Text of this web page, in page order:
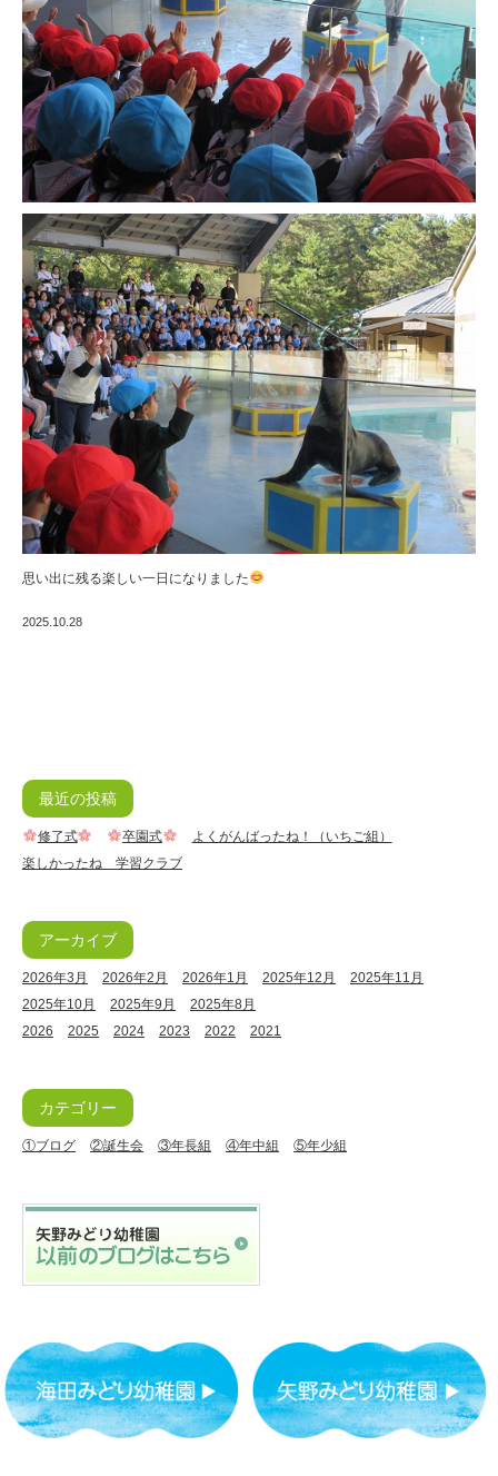
思い出に残る楽しい一日になりました
2025.10.28
最近の投稿
修了式 卒園式
よくがんばったね！（いちご組）
楽しかったね 学習クラブ
アーカイブ
2026年3月 2026年2月 2026年1月 2025年12月
2025年11月
2025年10月
2025年9月
2025年8月
2026
2025 2024 2023 2022 2021
カテゴリー
①ブログ ②誕生会 ③年長組 ④年中組 ⑤年少組